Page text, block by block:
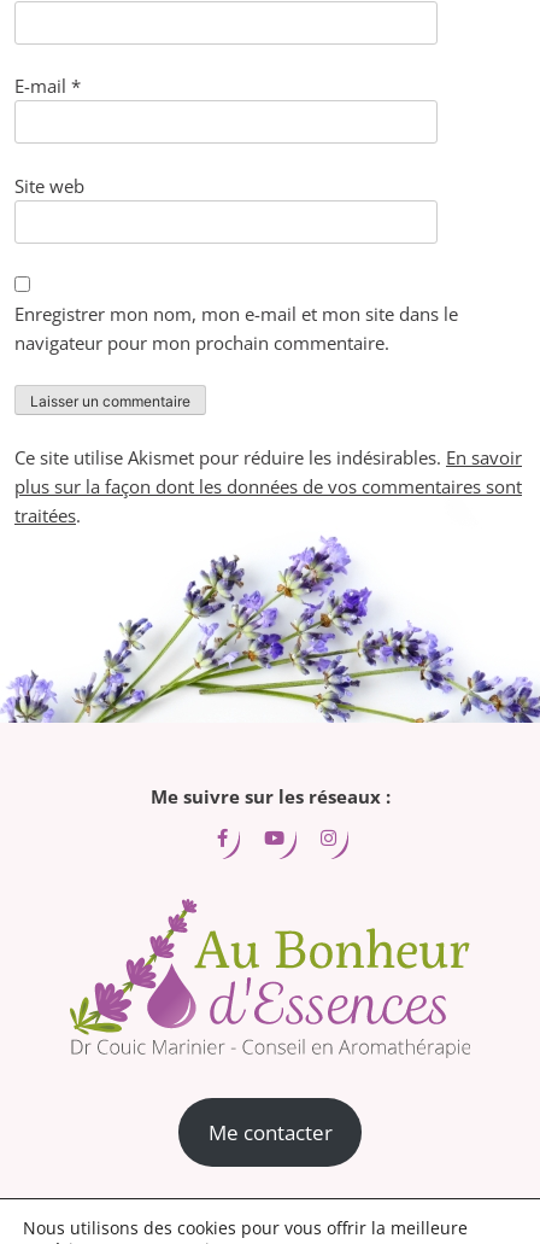
E-mail *
Site web
Enregistrer mon nom, mon e-mail et mon site dans le
navigateur pour mon prochain commentaire.
Ce site utilise Akismet pour réduire les indésirables. En savoir
plus sur la façon dont les données de vos commentaires sont
traitées.
Me suivre sur les réseaux :
Me contacter
Mentions légales
Conditions générales de vente
Nous utilisons des cookies pour vous offrir la meilleure